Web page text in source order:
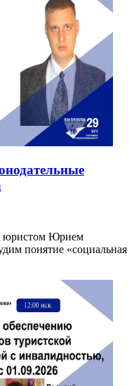
юристом Юрием
понятие «социальная